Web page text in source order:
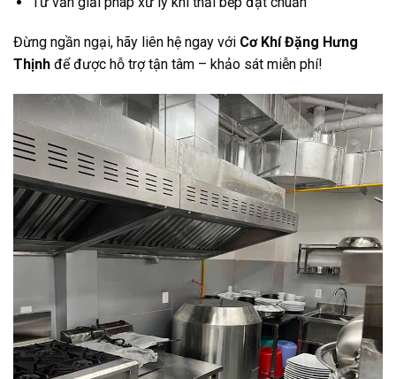
Đừng ngần ngại, hãy liên hệ ngay với Cơ Khí Đặng Hưng
Thịnh để được hỗ trợ tận tâm – khảo sát miễn phí!